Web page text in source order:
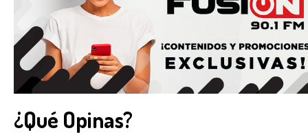
¿Qué Opinas?